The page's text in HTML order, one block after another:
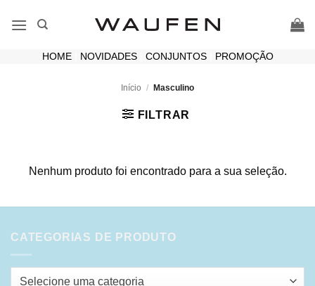
HOME| NOVIDADES| CONJUNTOS| PROMOÇÃO
Início / Masculino
FILTRAR
Nenhum produto foi encontrado para a sua seleção.
CATEGORIAS DE PRODUTO
Selecione uma categoria